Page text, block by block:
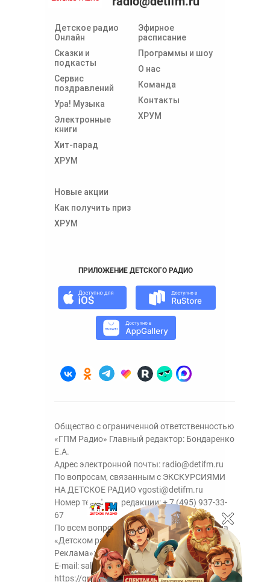
Детское радио
Онлайн
Сказки и
подкасты
Сервис
поздравлений
Ура! Музыка
Электронные
книги
Хит-парад
ХРУМ
Эфирное
расписание
Программы и шоу
О нас
Команда
Контакты
ХРУМ
Новые акции
Как получить приз
ХРУМ
ПРИЛОЖЕНИЕ ДЕТСКОГО РАДИО
Общество с ограниченной ответственностью
«ГПМ Радио» Главный редактор: Бондаренко
Е.А.
Адрес электронной почты: radio@detifm.ru
По вопросам, связанным с ЭКСКУРСИЯМИ
НА ДЕТСКОЕ РАДИО vgosti@detifm.ru
Номер телефона редакции:+ 7 (495) 937-33-
67
По всем вопросам размещения рекламы на
«Детском радио» - сейлз-хаус «ГПМ
Реклама»:+7 (495) 921-40-41
E-mail: sales@gazprom-media.ru
https://gpmsaleshouse.ru/